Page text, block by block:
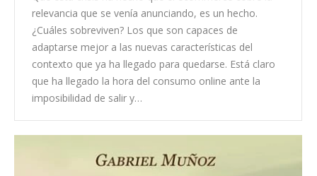
relevancia que se venía anunciando, es un hecho.
¿Cuáles sobreviven? Los que son capaces de
adaptarse mejor a las nuevas características del
contexto que ya ha llegado para quedarse. Está claro
que ha llegado la hora del consumo online ante la
imposibilidad de salir y…